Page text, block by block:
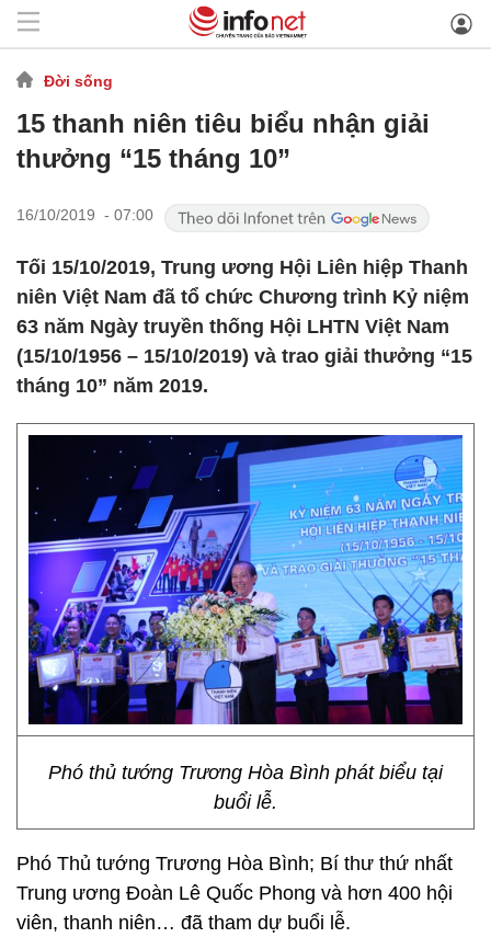
Đời sống
15 thanh niên tiêu biểu nhận giải
thưởng “15 tháng 10”
16/10/2019 - 07:00
Tối 15/10/2019, Trung ương Hội Liên hiệp Thanh
niên Việt Nam đã tổ chức Chương trình Kỷ niệm
63 năm Ngày truyền thống Hội LHTN Việt Nam
(15/10/1956 – 15/10/2019) và trao giải thưởng “15
tháng 10” năm 2019.
Phó thủ tướng Trương Hòa Bình phát biểu tại
buổi lễ.
Phó Thủ tướng Trương Hòa Bình; Bí thư thứ nhất
Trung ương Đoàn Lê Quốc Phong và hơn 400 hội
viên, thanh niên… đã tham dự buổi lễ.